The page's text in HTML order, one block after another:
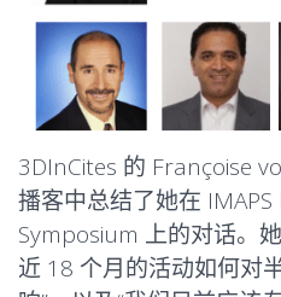
3DInCites 的 Françoise
播客中总结了她在
Symposium 上的对话。
近 18 个月的活动如何对